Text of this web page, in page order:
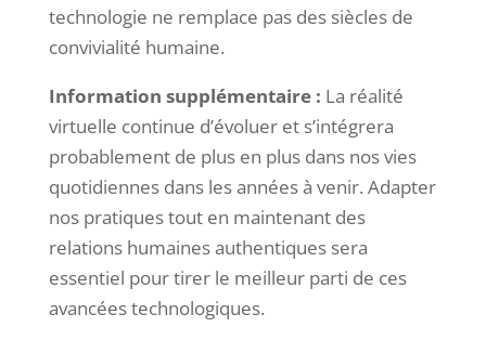
technologie ne remplace pas des siècles de
convivialité humaine.
Information supplémentaire : La réalité
virtuelle continue d’évoluer et s’intégrera
probablement de plus en plus dans nos vies
quotidiennes dans les années à venir. Adapter
nos pratiques tout en maintenant des
relations humaines authentiques sera
essentiel pour tirer le meilleur parti de ces
avancées technologiques.